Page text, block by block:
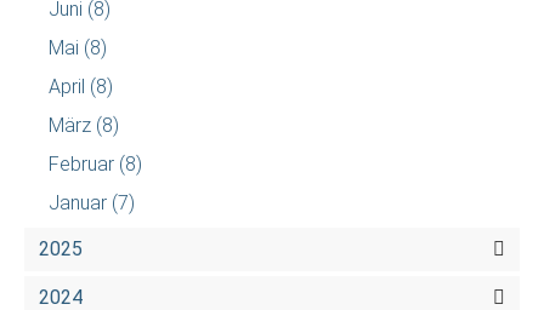
Juni (8)
Mai (8)
April (8)
März (8)
Februar (8)
Januar (7)
2025
2024